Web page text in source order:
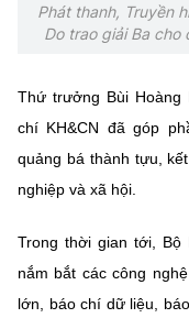
Phát thanh, Truyền
Do trao giải Ba cho
Thứ trưởng Bùi Hoàng
chí KH&CN đã góp
quảng bá thành tựu,
nghiệp và xã hội.
Trong thời gian tới, Bộ
nắm bắt các công
lớn, báo chí dữ liệu,